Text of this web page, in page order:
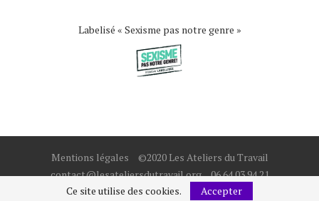
Labelisé « Sexisme pas notre genre »
Mentions légales
©2020 Les Ateliers du Travail
contact@lesateliersdutravail.org
06 64 03 94 21
Ce site utilise des cookies.
Accepter